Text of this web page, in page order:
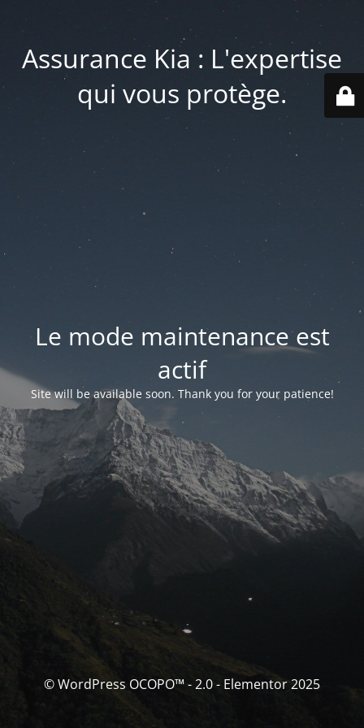
Assurance Kia : L'expertise
qui vous protège.
Le mode maintenance est
actif
Site will be available soon. Thank you for your patience!
© WordPress OCOPO™ - 2.0 - Elementor 2025